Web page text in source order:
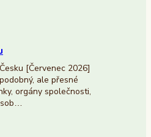
[Červenec 2026]
ale přesné
orgány společnosti,